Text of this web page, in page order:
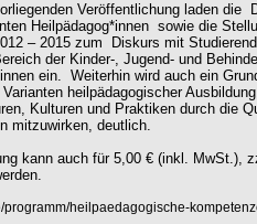
Veröffentlichung laden die
Heilpädagog*innen sowie die
– 2015 zum
Diskurs mit
der Kinder-, Jugend- und
ein.
Weiterhin wird auch ein
heilpädagogischer
Kulturen und Praktiken durch die
mitzuwirken, deutlich.
kann auch für 5,00 € (inkl. MwSt.),
programm/heilpaedagogische-